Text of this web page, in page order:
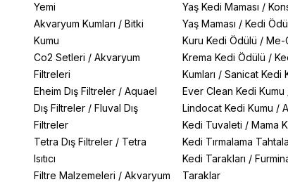
Yemi
Akvaryum Kumları / Bitki
Kumu
Co2 Setleri / Akvaryum
Filtreleri
Eheim Dış Filtreler / Aquael
Dış Filtreler / Fluval Dış
Filtreler
Tetra Dış Filtreler / Tetra
Isıtıcı
Filtre Malzemeleri / Akvaryum
Yaş Kedi Maması /
Yaş Maması / Kedi
Kuru Kedi Ödülü / Me-
Krema Kedi Ödülü /
Kumları / Sanicat Kedi
Ever Clean Kedi Kumu
Lindocat Kedi Kumu /
Kedi Tuvaleti / Mama
Kedi Tırmalama
Kedi Tarakları /
Taraklar